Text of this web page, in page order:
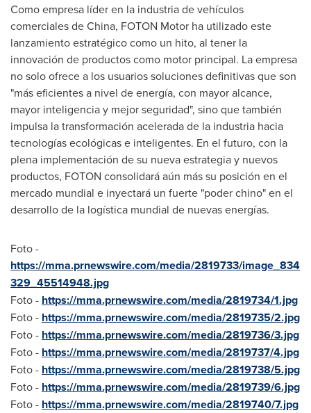
Como empresa líder en la industria de vehículos
comerciales de China, FOTON Motor ha utilizado este
lanzamiento estratégico como un hito, al tener la
innovación de productos como motor principal. La empresa
no solo ofrece a los usuarios soluciones definitivas que son
"más eficientes a nivel de energía, con mayor alcance,
mayor inteligencia y mejor seguridad", sino que también
impulsa la transformación acelerada de la industria hacia
tecnologías ecológicas e inteligentes. En el futuro, con la
plena implementación de su nueva estrategia y nuevos
productos, FOTON consolidará aún más su posición en el
mercado mundial e inyectará un fuerte "poder chino" en el
desarrollo de la logística mundial de nuevas energías.
Foto -
https://mma.prnewswire.com/media/2819733/image_834
329_45514948.jpg
Foto - https://mma.prnewswire.com/media/2819734/1.jpg
Foto - https://mma.prnewswire.com/media/2819735/2.jpg
Foto - https://mma.prnewswire.com/media/2819736/3.jpg
Foto - https://mma.prnewswire.com/media/2819737/4.jpg
Foto - https://mma.prnewswire.com/media/2819738/5.jpg
Foto - https://mma.prnewswire.com/media/2819739/6.jpg
Foto - https://mma.prnewswire.com/media/2819740/7.jpg